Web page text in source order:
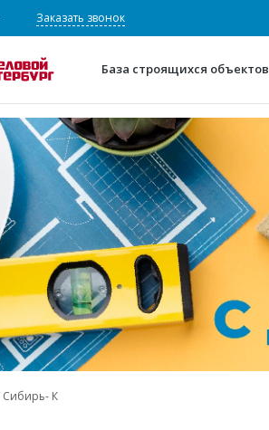
Заказать звонок
База строящихся объектов
Сибирь- К